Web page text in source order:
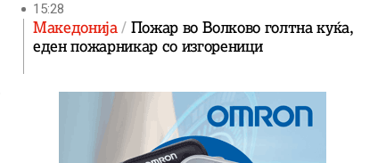
15:28
Македонија Пожар во Волково голтна куќа,
еден пожарникар со изгореници